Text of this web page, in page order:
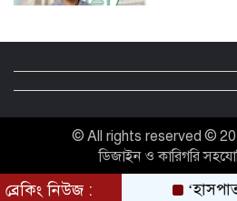
খাবার নিয়ে
বরপক্ষের ১০
ব্রেকিং নিউজ :
© All rights reserved ©
ডিজাইন ও কারিগরি